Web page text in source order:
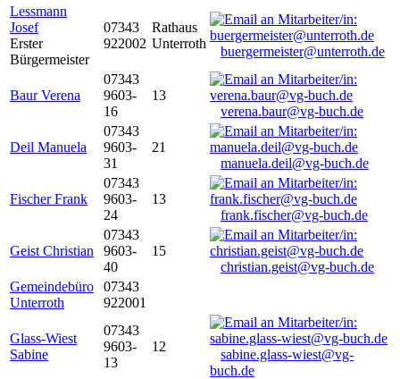
Lessmann
Josef
Erster
Bürgermeister
07343
922002
Rathaus
Unterroth
buergermeister@unterroth.de
Baur Verena
07343
9603-
16
13
verena.baur@vg-buch.de
Deil Manuela
07343
9603-
31
21
manuela.deil@vg-buch.de
Fischer Frank
07343
9603-
24
13
frank.fischer@vg-buch.de
Geist Christian
07343
9603-
40
15
christian.geist@vg-buch.de
Gemeindebüro
Unterroth
07343
922001
Glass-Wiest
Sabine
07343
9603-
13
12
sabine.glass-wiest@vg-
buch.de